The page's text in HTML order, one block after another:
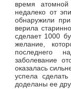
время
недалеко от
обнаружили
верила
сделает 1000
желание,
последнего
заболевание
оказалась
успела
доделаны ее